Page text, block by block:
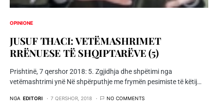
OPINIONE
JUSUF THACI: VETËMASHRIMET
RRËNUESE TË SHQIPTARËVE (5)
Prishtinë, 7 qershor 2018: 5. Zgjidhja dhe shpëtimi nga
vetëmashtrimi ynë Në shpërputhje me frymën pesimiste të këtij…
NGA EDITORI 7 QERSHOR, 2018 NO COMMENTS